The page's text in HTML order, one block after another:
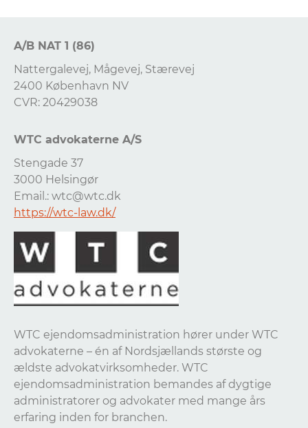
A/B NAT 1 (86)
Nattergalevej, Mågevej, Stærevej
2400 København NV
CVR: 20429038
WTC advokaterne A/S
Stengade 37
3000 Helsingør
Email.: wtc@wtc.dk
https://wtc-law.dk/
WTC ejendomsadministration hører under WTC
advokaterne – én af Nordsjællands største og
ældste advokatvirksomheder. WTC
ejendomsadministration bemandes af dygtige
administratorer og advokater med mange års
erfaring inden for branchen.